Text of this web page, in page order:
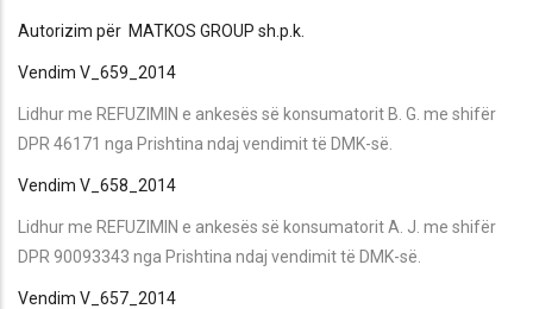
Autorizim për MATKOS GROUP sh.p.k.
Vendim V_659_2014
Lidhur me REFUZIMIN e ankesës së konsumatorit B. G. me shifër
DPR 46171 nga Prishtina ndaj vendimit të DMK-së.
Vendim V_658_2014
Lidhur me REFUZIMIN e ankesës së konsumatorit A. J. me shifër
DPR 90093343 nga Prishtina ndaj vendimit të DMK-së.
Vendim V_657_2014